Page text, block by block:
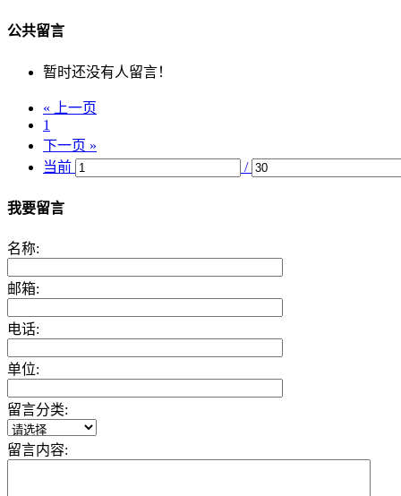
公共留言
暂时还没有人留言！
« 上一页
1
下一页 »
当前
/
我要留言
名称:
邮箱:
电话:
单位:
留言分类:
留言内容: